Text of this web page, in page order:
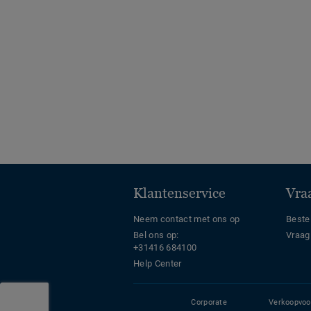
Klantenservice
Neem contact met ons op
Bel ons op:
+31416 684100
Help Center
Corporate